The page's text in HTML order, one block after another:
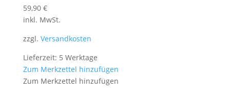
59,90 €
inkl. MwSt.
zzgl. Versandkosten
Lieferzeit: 5 Werktage
Zum Merkzettel hinzufügen
Zum Merkzettel hinzufügen